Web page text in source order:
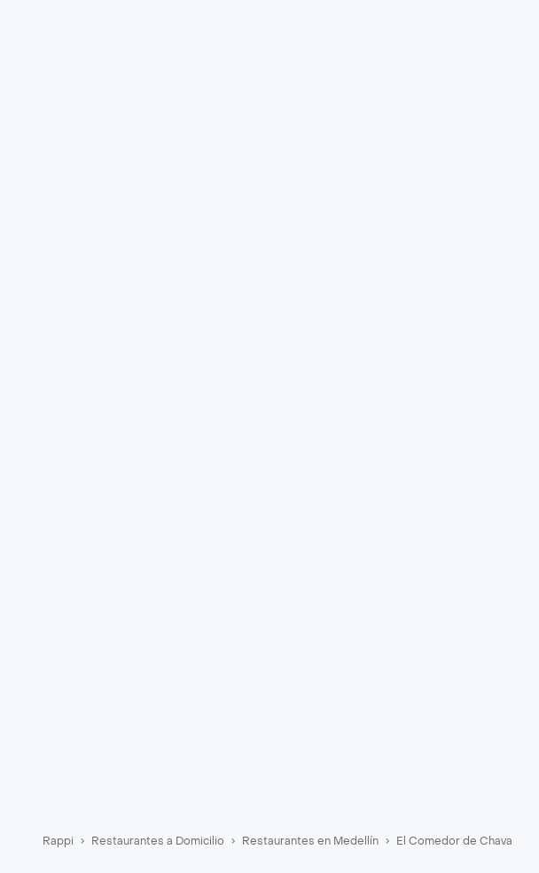
Rappi Restaurantes a Domicilio Restaurantes en Medellín El Comedor de Chava